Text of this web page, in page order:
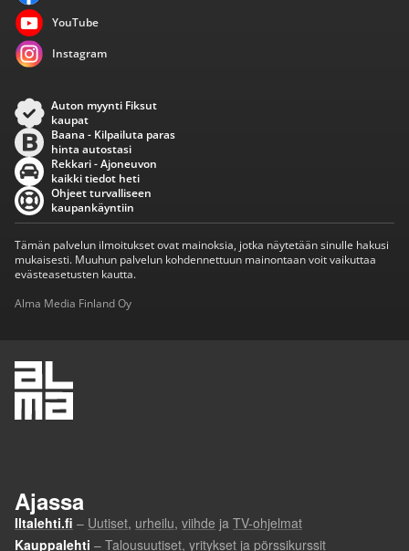
YouTube
Instagram
Auton myynti Fiksut
kaupat
Baana - Kilpailuta paras
hinta autostasi
Rekkari - Ajoneuvon
kaikki tiedot heti
Ohjeet turvalliseen
kaupankäyntiin
Tämän palvelun ilmoitukset ovat mainoksia, jotka näytetään sinulle hakusi
mukaisesti. Muuhun palvelun kohdennettuun mainontaan voit vaikuttaa
evästeasetusten kautta.
Alma Media Finland Oy